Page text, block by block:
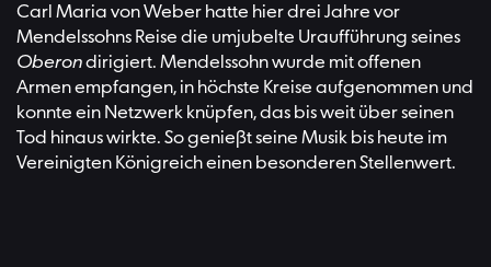
Carl Maria von Weber hatte hier drei Jahre vor
Mendelssohns Reise die umjubelte Uraufführung seines
Oberondirigiert. Mendelssohn wurde mit offenen
Armen empfangen, in höchste Kreise aufgenommen und
konnte ein Netzwerk knüpfen, das bis weit über seinen
Tod hinaus wirkte. So genießt seine Musik bis heute im
Vereinigten Königreich einen besonderen Stellenwert.